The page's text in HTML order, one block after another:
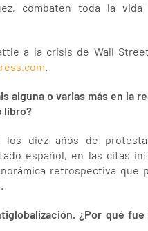
combaten toda la
a la crisis de Wall
.
alguna o varias más en la
libro?
diez años de
español, en las citas
retrospectiva que
¿Por qué